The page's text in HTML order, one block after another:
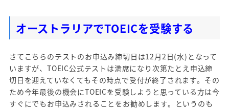
オーストラリアでTOEICを受験する
さてこちらのテストのお申込み締切日は12月2日(水)となって
いますが、TOEIC公式テストは満席になり次第たとえ申込締
切日を迎えていなくてもその時点で受付が終了されます。その
ため今年最後の機会にTOEICを受験しようと思っている方は今
すぐにでもお申込みされることをお勧めします。というのも